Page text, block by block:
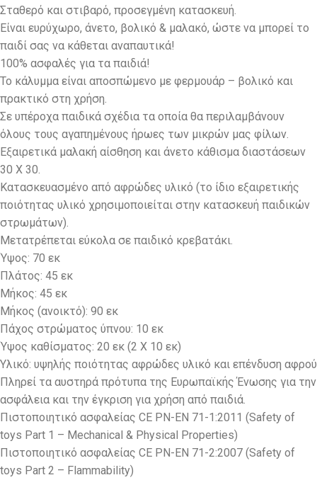
Σταθερό και στιβαρό, προσεγμένη κατασκευή.
Eίναι ευρύχωρο, άνετο, βολικό & μαλακό, ώστε να μπορεί το
παιδί σας να κάθεται αναπαυτικά!
100% ασφαλές για τα παιδιά!
Το κάλυμμα είναι αποσπώμενο με φερμουάρ – βολικό και
πρακτικό στη χρήση.
Σε υπέροχα παιδικά σχέδια τα οποία θα περιλαμβάνουν
όλους τους αγαπημένους ήρωες των μικρών μας φίλων.
Εξαιρετικά μαλακή αίσθηση και άνετο κάθισμα διαστάσεων
30 Χ 30.
Κατασκευασμένο από αφρώδες υλικό (το ίδιο εξαιρετικής
ποιότητας υλικό χρησιμοποιείται στην κατασκευή παιδικών
στρωμάτων).
Μετατρέπεται εύκολα σε παιδικό κρεβατάκι.
Ύψος: 70 εκ
Πλάτος: 45 εκ
Μήκος: 45 εκ
Μήκος (ανοικτό): 90 εκ
Πάχος στρώματος ύπνου: 10 εκ
Ύψος καθίσματος: 20 εκ (2 Χ 10 εκ)
Υλικό: υψηλής ποιότητας αφρώδες υλικό και επένδυση αφρού
Πληρεί τα αυστηρά πρότυπα της Ευρωπαϊκής Ένωσης για την
ασφάλεια και την έγκριση για χρήση από παιδιά.
Πιστοποιητικό ασφαλείας CE PN-EN 71-1:2011 (Safety of
toys Part 1 – Mechanical & Physical Properties)
Πιστοποιητικό ασφαλείας CE PN-EN 71-2:2007 (Safety of
toys Part 2 – Flammability)